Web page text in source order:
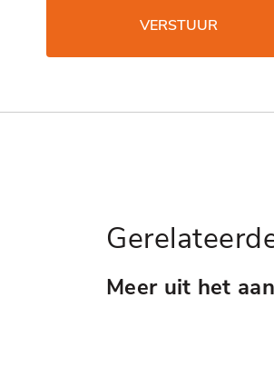
VERSTUUR
Meer uit het